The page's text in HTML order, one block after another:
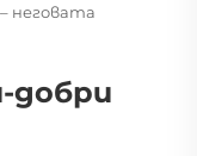
неговата
добри